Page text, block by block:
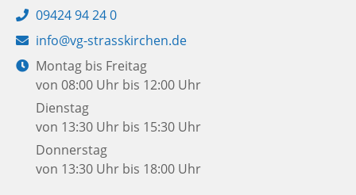
Telefon:
09424 94 24 0
E-
Mail:
info@vg-strasskirchen.de
Öffnungszeiten:
Montag bis Freitag
von 08:00 Uhr bis 12:00 Uhr
Dienstag
von 13:30 Uhr bis 15:30 Uhr
Donnerstag
von 13:30 Uhr bis 18:00 Uhr